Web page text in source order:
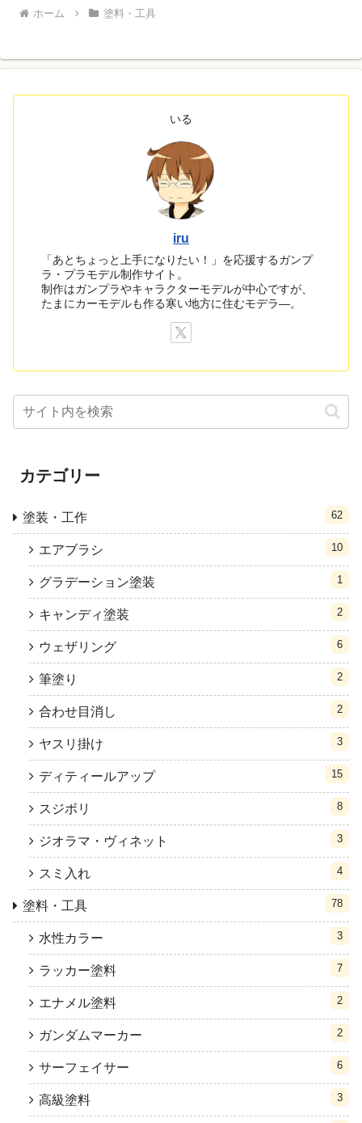
ホーム 塗料・工具
いる
iru
「あとちょっと上手になりたい！」を応援するガンプ
ラ・プラモデル制作サイト。
制作はガンプラやキャラクターモデルが中心ですが、
たまにカーモデルも作る寒い地方に住むモデラ―。
カテゴリー
塗装・工作 62
エアブラシ 10
グラデーション塗装 1
キャンディ塗装 2
ウェザリング 6
筆塗り 2
合わせ目消し 2
ヤスリ掛け 3
ディティールアップ 15
スジボリ 8
ジオラマ・ヴィネット 3
スミ入れ 4
塗料・工具 78
水性カラー 3
ラッカー塗料 7
エナメル塗料 2
ガンダムマーカー 2
サーフェイサー 6
高級塗料 3